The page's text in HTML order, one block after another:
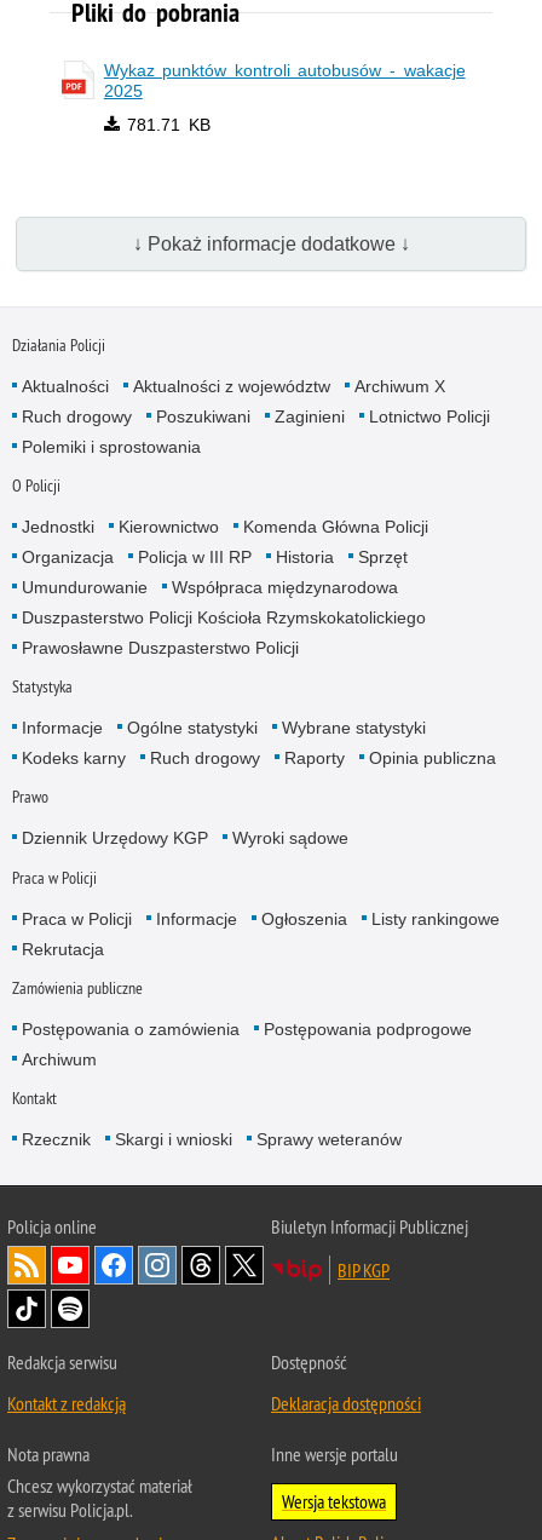
Pliki do pobrania
Wykaz punktów kontroli autobusów - wakacje
2025
781.71 KB
↓ Pokaż informacje dodatkowe ↓
Działania Policji
Aktualności Aktualności z województw
Archiwum X
Ruch drogowy
Poszukiwani Zaginieni
Lotnictwo Policji
Polemiki i sprostowania
O Policji
Jednostki Kierownictwo
Komenda Główna Policji
Organizacja
Policja w III RP Historia
Sprzęt
Umundurowanie
Współpraca międzynarodowa
Duszpasterstwo Policji Kościoła Rzymskokatolickiego
Prawosławne Duszpasterstwo Policji
Statystyka
Informacje Ogólne statystyki
Wybrane statystyki
Kodeks karny
Ruch drogowy Raporty Opinia publiczna
Prawo
Dziennik Urzędowy KGP Wyroki sądowe
Praca w Policji
Praca w Policji Informacje Ogłoszenia
Listy rankingowe
Rekrutacja
Zamówienia publiczne
Postępowania o zamówienia
Postępowania podprogowe
Archiwum
Kontakt
Rzecznik Skargi i wnioski Sprawy weteranów
Policjaonline
Biuletyn Informacji Publicznej
BIP KGP
Redakcja serwisu
Kontakt z redakcją
Dostępność
Deklaracja dostępności
Nota prawna
Chcesz wykorzystać materiał
z serwisu Policja.pl.
Inne wersje portalu
Wersja tekstowa